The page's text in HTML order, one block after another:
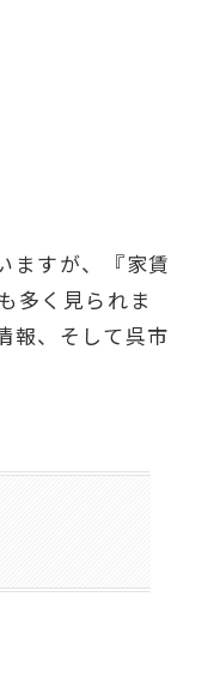
ますが、『家賃
多く見られま
報、そして呉市